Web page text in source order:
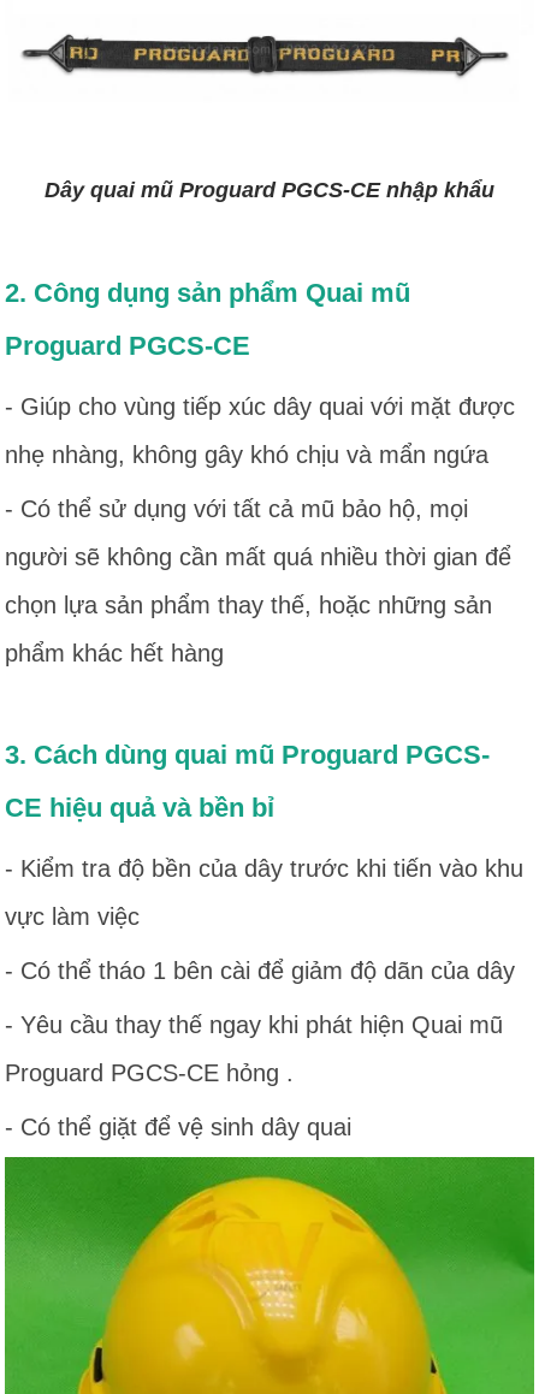
Dây quai mũ Proguard PGCS-CE nhập khẩu
2. Công dụng sản phẩm Quai mũ
Proguard PGCS-CE
- Giúp cho vùng tiếp xúc dây quai với mặt được
nhẹ nhàng, không gây khó chịu và mẩn ngứa
- Có thể sử dụng với tất cả mũ bảo hộ, mọi
người sẽ không cần mất quá nhiều thời gian để
chọn lựa sản phẩm thay thế, hoặc những sản
phẩm khác hết hàng
3. Cách dùng quai mũ Proguard PGCS-
CE hiệu quả và bền bỉ
- Kiểm tra độ bền của dây trước khi tiến vào khu
vực làm việc
- Có thể tháo 1 bên cài để giảm độ dãn của dây
- Yêu cầu thay thế ngay khi phát hiện Quai mũ
Proguard PGCS-CE hỏng .
- Có thể giặt để vệ sinh dây quai